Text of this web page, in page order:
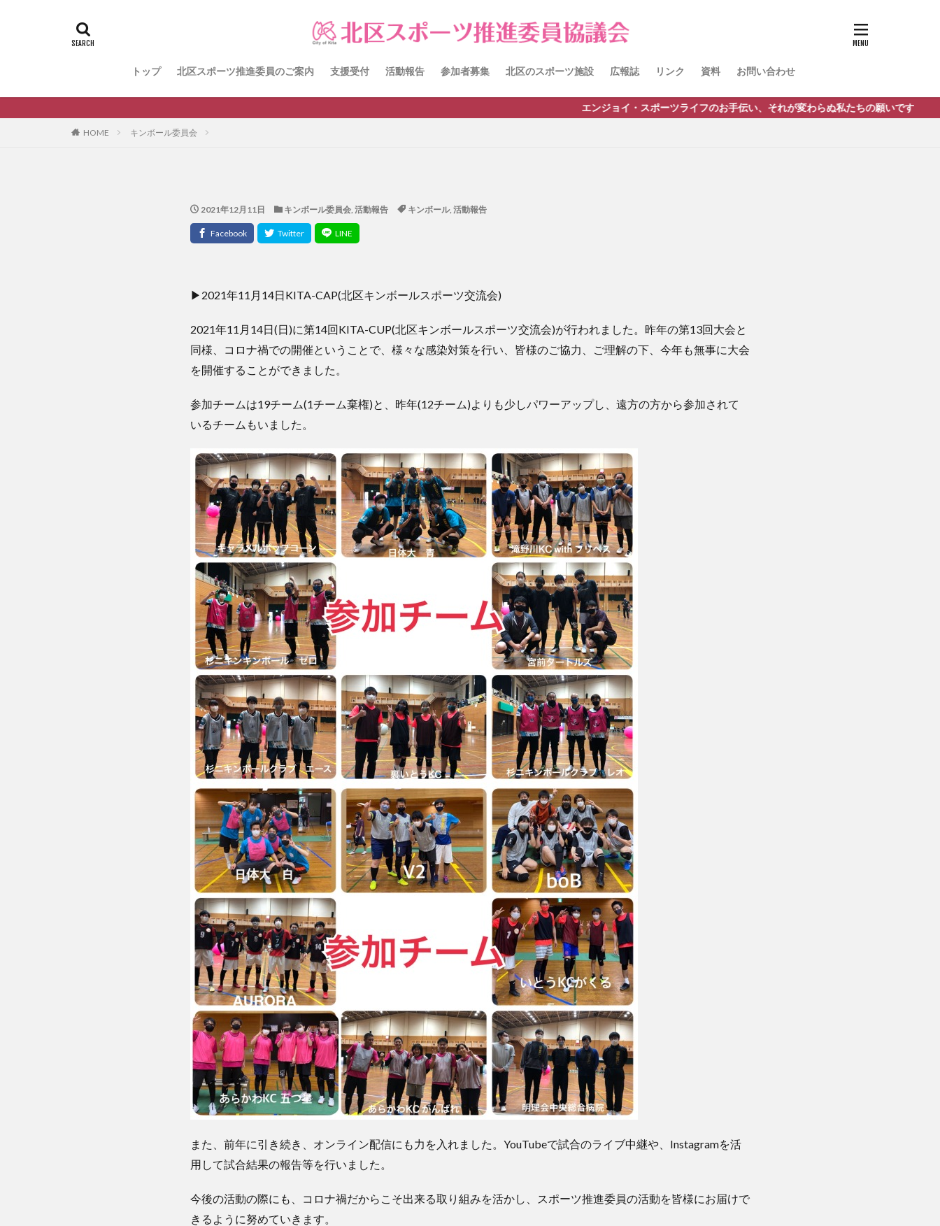
トップ 北区スポーツ推進委員のご案内 支援受付 活動報告 参加者募集 北区のスポーツ施設 広報誌 リンク 資料 お問い合わせ
エンジョイ・スポーツライフのお手伝い、それが変わらぬ私たちの願いです
HOME キンボール委員会
2021年12月11日 キンボール委員会, 活動報告 キンボール, 活動報告
▶︎2021年11月14日KITA-CAP(北区キンボールスポーツ交流会)
2021年11月14日(日)に第14回KITA-CUP(北区キンボールスポーツ交流会)が行われました。昨年の第13回大会と
同様、コロナ禍での開催ということで、様々な感染対策を行い、皆様のご協力、ご理解の下、今年も無事に大会
を開催することができました。
参加チームは19チーム(1チーム棄権)と、昨年(12チーム)よりも少しパワーアップし、遠方の方から参加されて
いるチームもいました。
また、前年に引き続き、オンライン配信にも力を入れました。YouTubeで試合のライブ中継や、Instagramを活
用して試合結果の報告等を行いました。
今後の活動の際にも、コロナ禍だからこそ出来る取り組みを活かし、スポーツ推進委員の活動を皆様にお届けで
きるように努めていきます。
メンバー募集中のチーム
ワークショップ
健康ハイキング委員会からのお知らせ
生涯スポーツ
田端文士ウォーク 講習会のご報告